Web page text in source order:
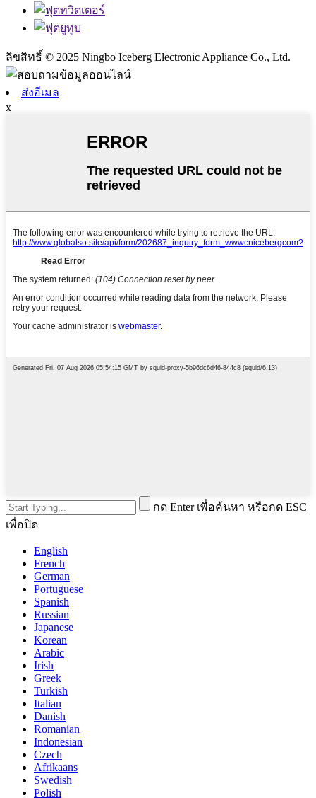
ลิขสิทธิ์ © 2025 Ningbo Iceberg Electronic Appliance Co., Ltd.
ส่งอีเมล
x
กด Enter เพื่อค้นหา หรือกด ESC
เพื่อปิด
English
French
German
Portuguese
Spanish
Russian
Japanese
Korean
Arabic
Irish
Greek
Turkish
Italian
Danish
Romanian
Indonesian
Czech
Afrikaans
Swedish
Polish